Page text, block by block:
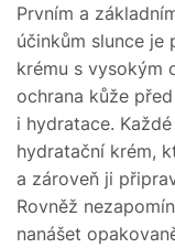
Prvním a
účinkům slunce
krému s vysokým
ochrana kůže
i hydratace.
hydratační krém,
a zároveň ji
Rovněž
nanášet